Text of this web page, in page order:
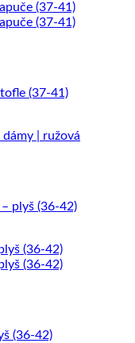
(37-41)
plyš (36-42)
(36-42)